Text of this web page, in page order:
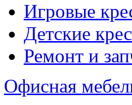
Игровые
Детские
Ремонт и
Офисная